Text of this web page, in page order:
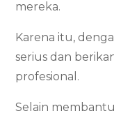
mereka.
Karena itu,
serius dan
profesional.
Selain